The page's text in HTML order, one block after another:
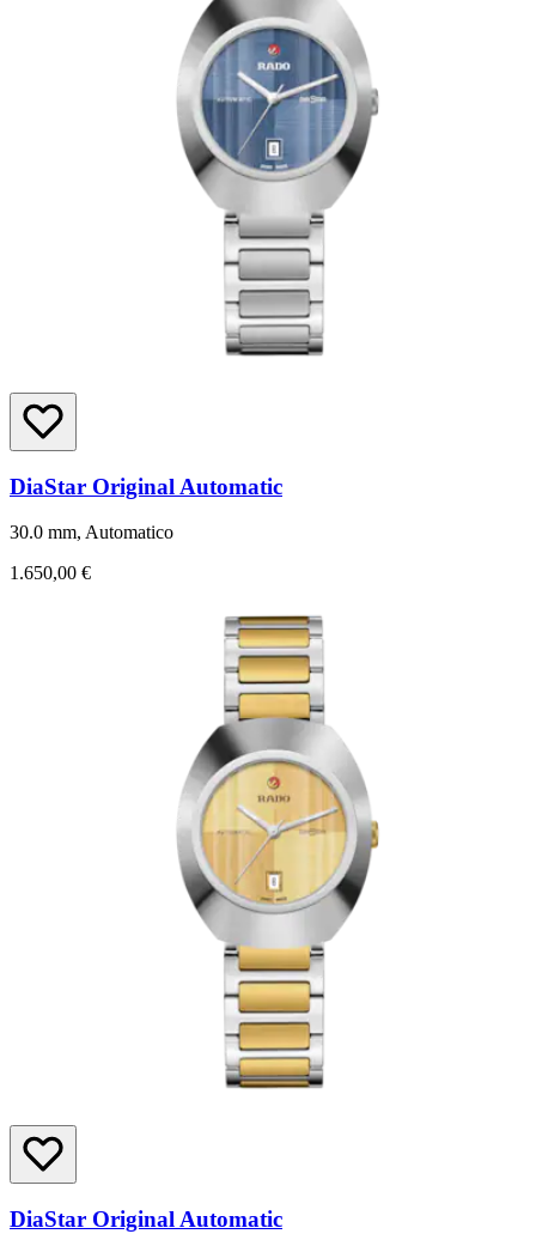
DiaStar Original Automatic
30.0 mm, Automatico
1.650,00 €
DiaStar Original Automatic